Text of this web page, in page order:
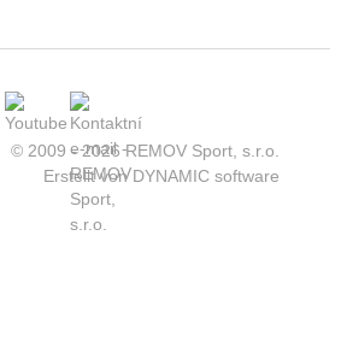
© 2009 - 2026 REMOV Sport, s.r.o.
Erstellt vonDYNAMIC software